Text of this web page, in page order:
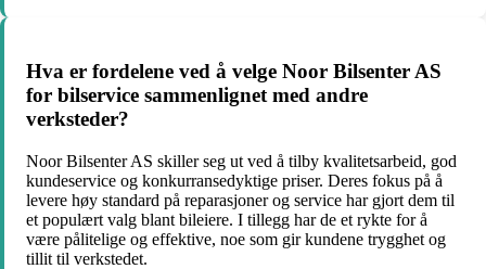
Hva er fordelene ved å velge Noor Bilsenter AS
for bilservice sammenlignet med andre
verksteder?
Noor Bilsenter AS skiller seg ut ved å tilby kvalitetsarbeid, god
kundeservice og konkurransedyktige priser. Deres fokus på å
levere høy standard på reparasjoner og service har gjort dem til
et populært valg blant bileiere. I tillegg har de et rykte for å
være pålitelige og effektive, noe som gir kundene trygghet og
tillit til verkstedet.